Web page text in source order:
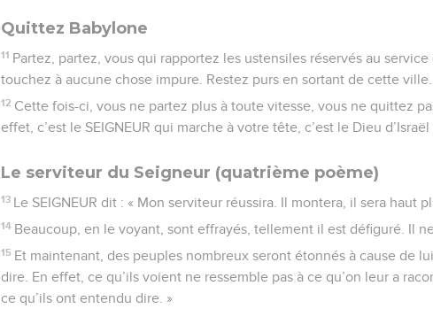
Quittez Babylone
11 Partez, partez, vous qui rapportez les ustensiles réservés au
touchez à aucune chose impure. Restez purs en sortant de cette ville.
12 Cette fois-ci, vous ne partez plus à toute vitesse, vous ne quittez
effet, c’est le SEIGNEUR qui marche à votre tête, c’est le Dieu
Le serviteur du Seigneur (quatrième poème)
13 Le SEIGNEUR dit : « Mon serviteur réussira. Il montera, il sera haut
14 Beaucoup, en le voyant, sont effrayés, tellement il est défiguré. Il
15 Et maintenant, des peuples nombreux seront étonnés à cause de
dire. En effet, ce qu’ils voient ne ressemble pas à ce qu’on leur a
ce qu’ils ont entendu dire. »